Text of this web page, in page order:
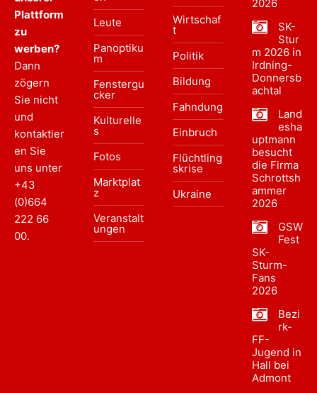
Plattform
zu
werben?
Dann
zögern
Sie nicht
und
kontaktier
en Sie
uns unter
+43
(0)664
222 66
00.
Leute
Panoptiku
m
Fenstergu
cker
Kulturelle
s
Fotos
Marktplat
z
Veranstalt
ungen
Wirtschaf
t
Politik
Bildung
Fahndung
Einbruch
Flüchtling
skrise
Ukraine
2026
SK-
Stur
m 2026 in
Irdning-
Donnersb
achtal
Land
esha
uptmann
besucht
die Firma
Schrottsh
ammer
2026
GSW
Fest
SK-
Sturm-
Fans
2026
Bezi
rk-
FF-
Jugend in
Hall bei
Admont